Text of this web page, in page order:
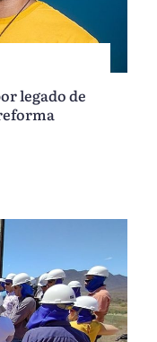
legado de